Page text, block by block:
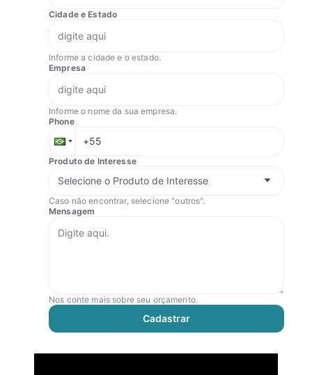
Cidade e Estado
Informe a cidade e o estado.
Empresa
Informe o nome da sua empresa.
Phone
Produto de Interesse
Caso não encontrar, selecione "outros".
Mensagem
Nos conte mais sobre seu orçamento.
Cadastrar